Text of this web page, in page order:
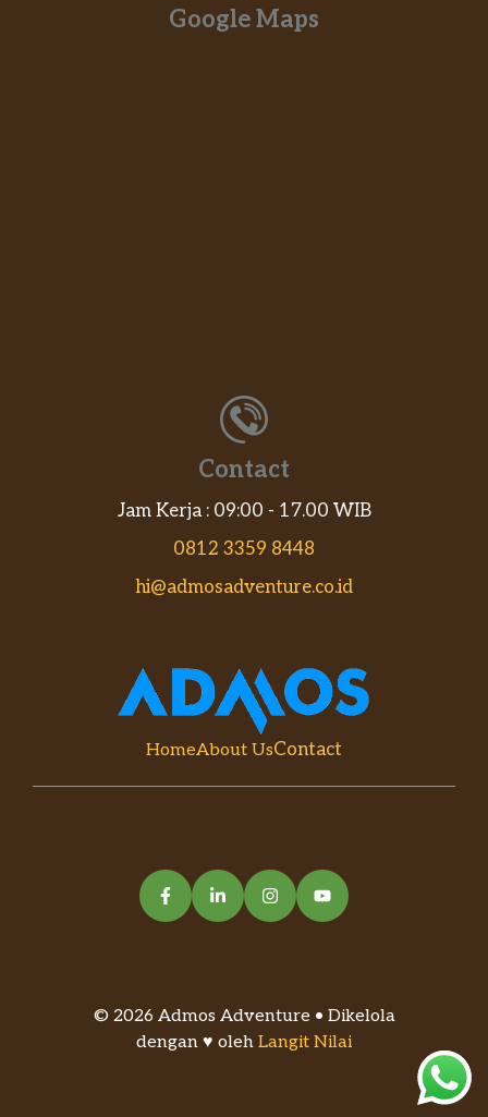
Google Maps
Contact
Jam Kerja : 09:00 - 17.00 WIB
0812 3359 8448
hi@admosadventure.co.id
HomeAbout UsContact
© 2026 Admos Adventure • Dikelola
dengan ♥ oleh Langit Nilai